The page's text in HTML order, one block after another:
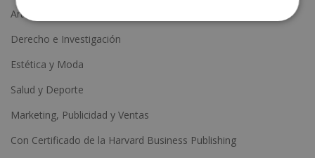
Artes y Oficios
Derecho e Investigación
Estética y Moda
Salud y Deporte
Marketing, Publicidad y Ventas
Con Certificado de la Harvard Business Publishing